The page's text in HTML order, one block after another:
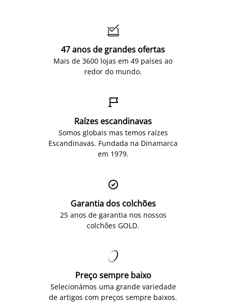

47 anos de grandes ofertas
Mais de 3600 lojas em 49 países ao
redor do mundo.

Raízes escandinavas
Somos globais mas temos raízes
Escandinavas. Fundada na Dinamarca
em 1979.

Garantia dos colchões
25 anos de garantia nos nossos
colchões GOLD.

Preço sempre baixo
Selecionámos uma grande variedade
de artigos com preços sempre baixos.